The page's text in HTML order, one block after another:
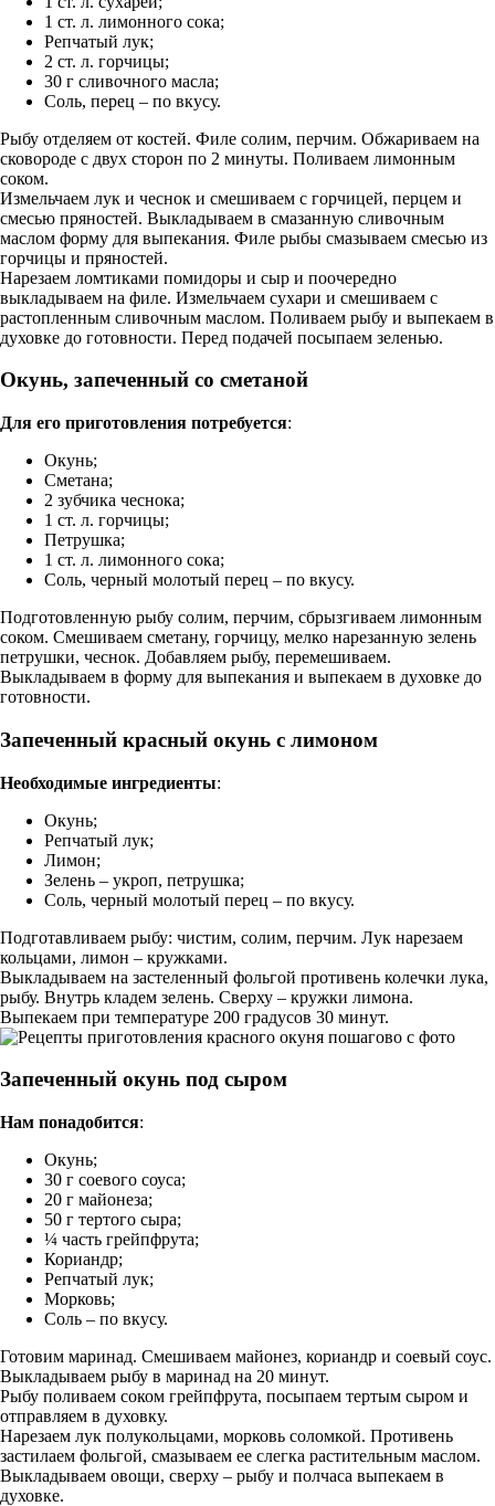
1 ст. л. лимонного сока;
Репчатый лук;
2 ст. л. горчицы;
30 г сливочного масла;
Соль, перец – по вкусу.
Рыбу отделяем от костей. Филе солим, перчим. Обжариваем на
сковороде с двух сторон по 2 минуты. Поливаем лимонным
соком.
Измельчаем лук и чеснок и смешиваем с горчицей, перцем и
смесью пряностей. Выкладываем в смазанную сливочным
маслом форму для выпекания. Филе рыбы смазываем смесью из
горчицы и пряностей.
Нарезаем ломтиками помидоры и сыр и поочередно
выкладываем на филе. Измельчаем сухари и смешиваем с
растопленным сливочным маслом. Поливаем рыбу и выпекаем в
духовке до готовности. Перед подачей посыпаем зеленью.
Окунь, запеченный со сметаной
Для его приготовления потребуется:
Окунь;
Сметана;
2 зубчика чеснока;
1 ст. л. горчицы;
Петрушка;
1 ст. л. лимонного сока;
Соль, черный молотый перец – по вкусу.
Подготовленную рыбу солим, перчим, сбрызгиваем лимонным
соком. Смешиваем сметану, горчицу, мелко нарезанную зелень
петрушки, чеснок. Добавляем рыбу, перемешиваем.
Выкладываем в форму для выпекания и выпекаем в духовке до
готовности.
Запеченный красный окунь с лимоном
Необходимые ингредиенты:
Окунь;
Репчатый лук;
Лимон;
Зелень – укроп, петрушка;
Соль, черный молотый перец – по вкусу.
Подготавливаем рыбу: чистим, солим, перчим. Лук нарезаем
кольцами, лимон – кружками.
Выкладываем на застеленный фольгой противень колечки лука,
рыбу. Внутрь кладем зелень. Сверху – кружки лимона.
Выпекаем при температуре 200 градусов 30 минут.
Запеченный окунь под сыром
Нам понадобится:
Окунь;
30 г соевого соуса;
20 г майонеза;
50 г тертого сыра;
¼ часть грейпфрута;
Кориандр;
Репчатый лук;
Морковь;
Соль – по вкусу.
Готовим маринад. Смешиваем майонез, кориандр и соевый соус.
Выкладываем рыбу в маринад на 20 минут.
Рыбу поливаем соком грейпфрута, посыпаем тертым сыром и
отправляем в духовку.
Нарезаем лук полукольцами, морковь соломкой. Противень
застилаем фольгой, смазываем ее слегка растительным маслом.
Выкладываем овощи, сверху – рыбу и полчаса выпекаем в
духовке.